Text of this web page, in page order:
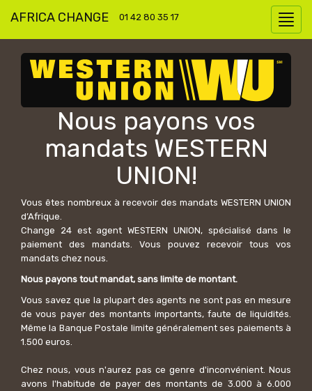
AFRICA CHANGE 01 42 80 35 17
Nous payons vos
mandats WESTERN
UNION!
Vous êtes nombreux à recevoir des mandats WESTERN UNION
d’Afrique.
Change 24 est agent WESTERN UNION, spécialisé dans le
paiement des mandats. Vous pouvez recevoir tous vos
mandats chez nous.
Nous payons tout mandat, sans limite de montant.
Vous savez que la plupart des agents ne sont pas en mesure
de vous payer des montants importants, faute de liquidités.
Même la Banque Postale limite généralement ses paiements à
1.500 euros.
Chez nous, vous n'aurez pas ce genre d'inconvénient. Nous
avons l'habitude de payer des montants de 3.000 à 6.000